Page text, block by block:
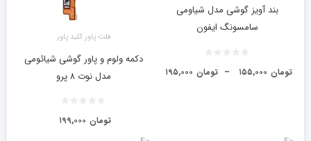
بند آویز گوشی مدل شیاومی
سامسونگ ایفون
۱۹۵,۰۰۰ تومان – ۱۵۵,۰۰۰ تومان
فلت پاور کلید پاور
دکمه ولوم و پاور گوشی شیائومی
مدل نوت ۸ پرو
۱۹۹,۰۰۰ تومان